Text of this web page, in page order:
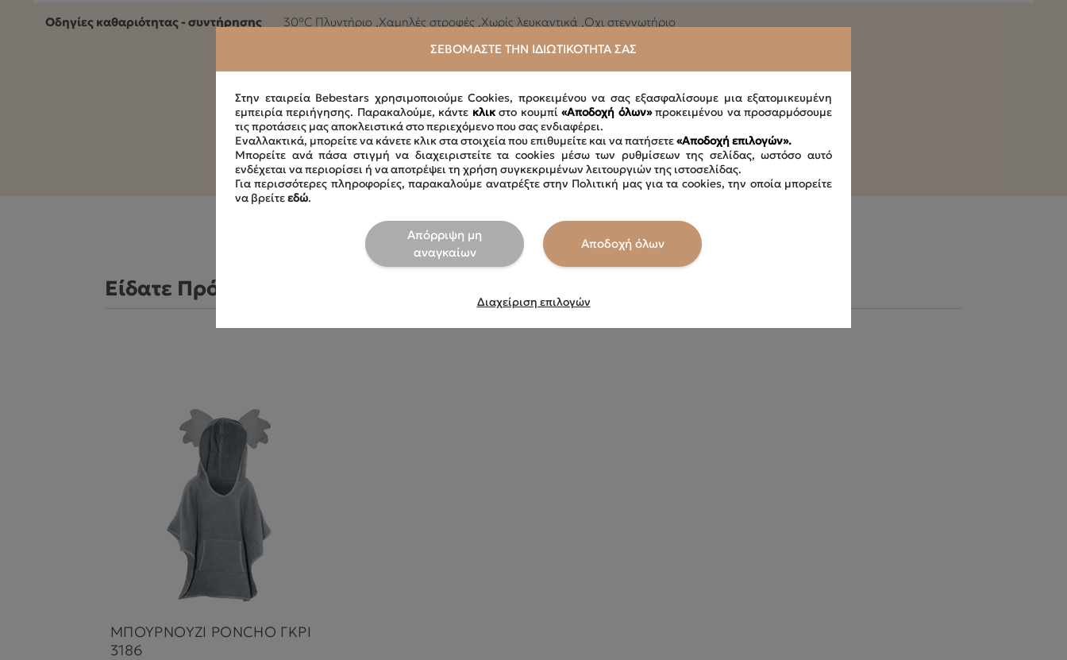
Οδηγίες καθαριότητας - συντήρησης 30°C Πλυντήριο ,Xαμηλές στροφές ,Xωρίς λευκαντικά ,Oχι στεγνωτήριο
Είδατε Πρόσφατα
ΜΠΟΥΡΝΟΥΖΙ PONCHO ΓΚΡΙ
3186
ΣΕΒΌΜΑΣΤΕ ΤΗΝ ΙΔΙΩΤΙΚΌΤΗΤΆ ΣΑΣ
Στην εταιρεία Bebestars χρησιμοποιούμε Cookies, προκειμένου να σας εξασφαλίσουμε μια εξατομικευμένη
εμπειρία περιήγησης. Παρακαλούμε, κάντε κλικστο κουμπί«Αποδοχή όλων»προκειμένου να προσαρμόσουμε
τις προτάσεις μας αποκλειστικά στο περιεχόμενο που σας ενδιαφέρει.
Εναλλακτικά, μπορείτε να κάνετε κλικ στα στοιχεία που επιθυμείτε και να πατήσετε«Αποδοχή επιλογών».
Μπορείτε ανά πάσα στιγμή να διαχειριστείτε τα cookies μέσω των ρυθμίσεων της σελίδας, ωστόσο αυτό
ενδέχεται να περιορίσει ή να αποτρέψει τη χρήση συγκεκριμένων λειτουργιών της ιστοσελίδας.
Για περισσότερες πληροφορίες, παρακαλούμε ανατρέξτε στην Πολιτική μας για τα cookies, την οποία μπορείτε
να βρείτεεδώ.
Απόρριψη μη
αναγκαίων
Αποδοχή όλων
Διαχείριση επιλογών